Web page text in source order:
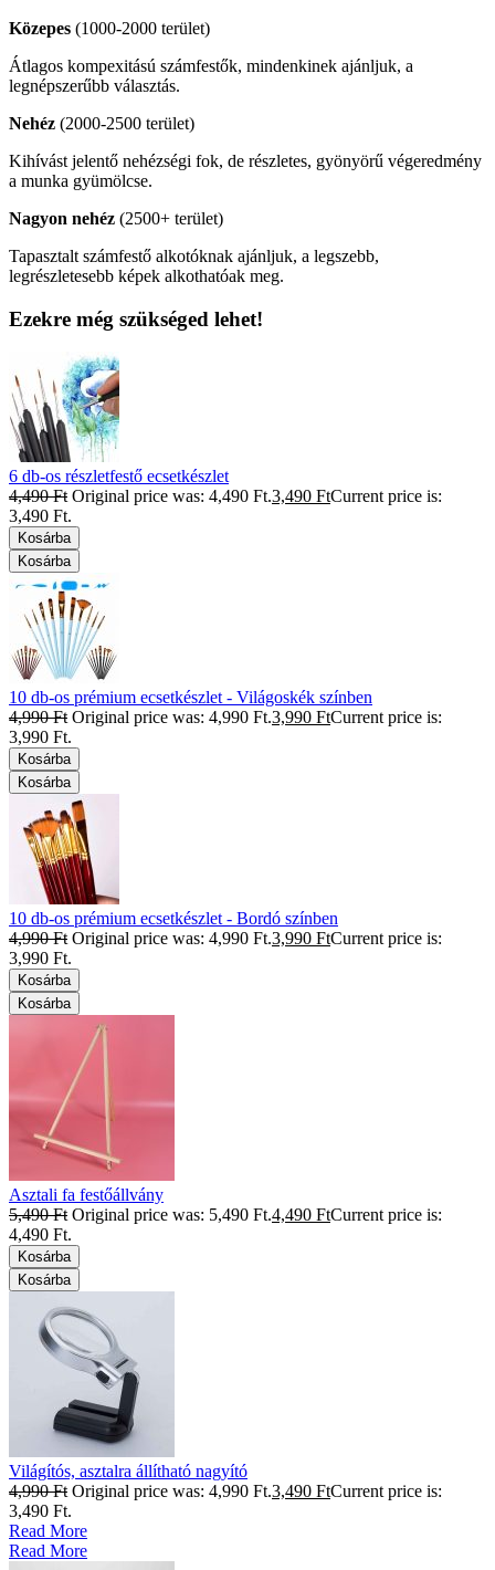
Közepes (1000-2000 terület)
Átlagos kompexitású számfestők, mindenkinek ajánljuk, a
legnépszerűbb választás.
Nehéz (2000-2500 terület)
Kihívást jelentő nehézségi fok, de részletes, gyönyörű végeredmény
a munka gyümölcse.
Nagyon nehéz (2500+ terület)
Tapasztalt számfestő alkotóknak ajánljuk, a legszebb,
legrészletesebb képek alkothatóak meg.
Ezekre még szükséged lehet!
6 db-os részletfestő ecsetkészlet
4,490Ft Original price was: 4,490 Ft.3,490 FtCurrent price is:
3,490 Ft.
Kosárba
Kosárba
10 db-os prémium ecsetkészlet - Világoskék színben
4,990Ft Original price was: 4,990 Ft.3,990 FtCurrent price is:
3,990 Ft.
Kosárba
Kosárba
10 db-os prémium ecsetkészlet - Bordó színben
4,990Ft Original price was: 4,990 Ft.3,990 FtCurrent price is:
3,990 Ft.
Kosárba
Kosárba
Asztali fa festőállvány
5,490Ft Original price was: 5,490 Ft.4,490 FtCurrent price is:
4,490 Ft.
Kosárba
Kosárba
Világítós, asztalra állítható nagyító
4,990Ft Original price was: 4,990 Ft.3,490 FtCurrent price is:
3,490 Ft.
Read More
Read More